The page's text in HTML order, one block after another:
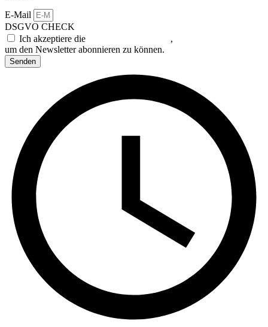
E-Mail
DSGVO CHECK
Ich akzeptiere die
,
um den Newsletter abonnieren zu können.
Senden